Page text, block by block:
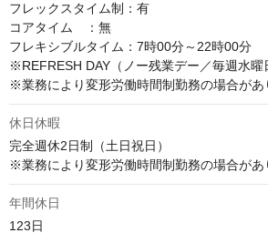
フレックスタイム制：有
コアタイム　：無
フレキシブルタイム：7時00分～22時00分
※REFRESH DAY（ノー残業デー／毎週水曜
※業務により変形労働時間制勤務の場合があ
休日休暇
完全週休2日制（土日祝日）
※業務により変形労働時間制勤務の場合があ
年間休日
123日